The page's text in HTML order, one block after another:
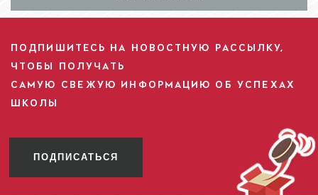
ПОДПИШИТЕСЬ НА НОВОСТНУЮ РАССЫЛКУ,
ЧТОБЫ ПОЛУЧАТЬ
САМУЮ СВЕЖУЮ ИНФОРМАЦИЮ ОБ УСПЕХАХ
ШКОЛЫ
ПОДПИСАТЬСЯ